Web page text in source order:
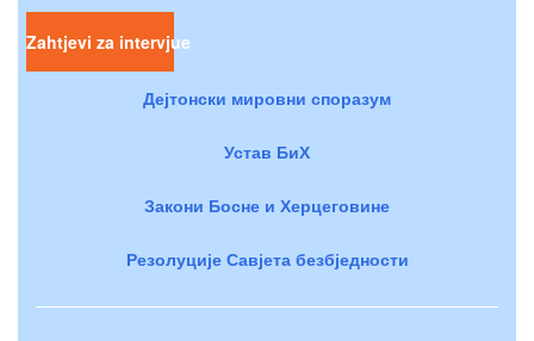
Zahtjevi za intervjue
Дејтонски мировни споразум
Устав БиХ
Закони Босне и Херцеговине
Резолуције Савјета безбједности